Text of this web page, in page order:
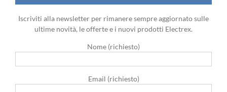
Iscriviti alla newsletter per rimanere sempre aggiornato sulle
ultime novità, le offerte e i nuovi prodotti Electrex.
Nome (richiesto)
Email (richiesto)